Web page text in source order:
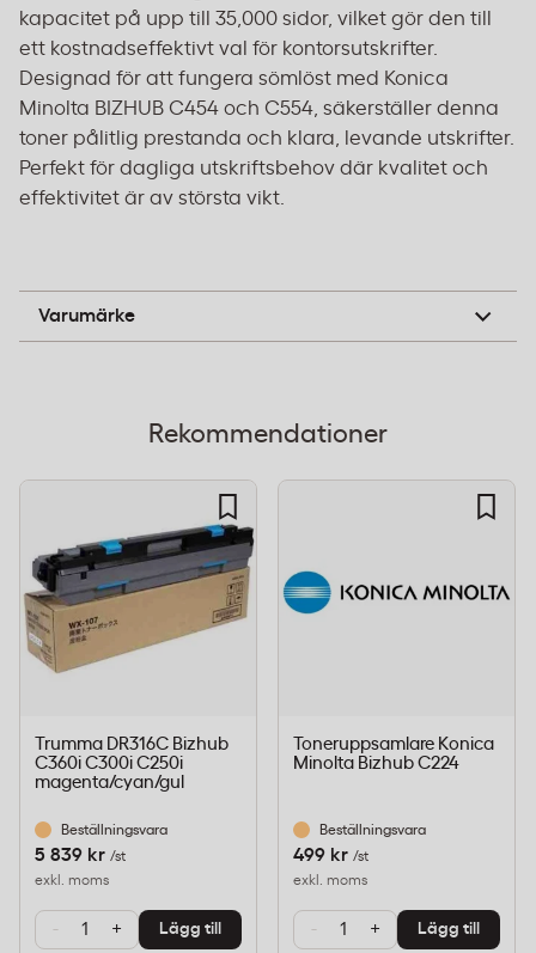
kapacitet på upp till 35,000 sidor, vilket gör den till
ett kostnadseffektivt val för kontorsutskrifter.
Designad för att fungera sömlöst med Konica
Minolta BIZHUB C454 och C554, säkerställer denna
toner pålitlig prestanda och klara, levande utskrifter.
Perfekt för dagliga utskriftsbehov där kvalitet och
effektivitet är av största vikt.
Varumärke
Konica Minolta
Rekommendationer
Trumma DR316C Bizhub
C360i C300i C250i
magenta/cyan/gul
Beställningsvara
5 839 kr /st
exkl. moms
- + Lägg till
Toneruppsamlare Konica
Minolta Bizhub C224
Beställningsvara
499 kr /st
exkl. moms
- + Lägg till